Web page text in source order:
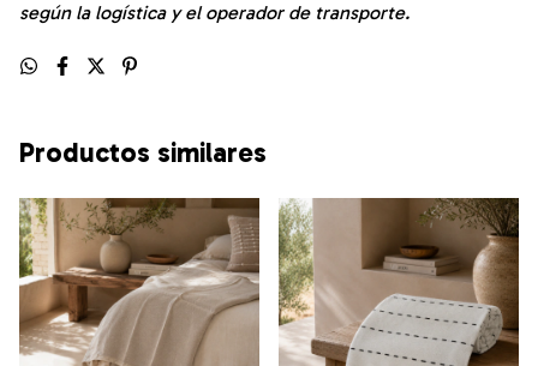
según la logística y el operador de transporte.
Productos similares